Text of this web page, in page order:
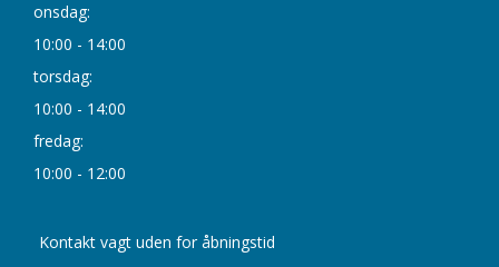
onsdag:
10:00 - 14:00
torsdag:
10:00 - 14:00
fredag:
10:00 - 12:00
Kontakt vagt uden for åbningstid